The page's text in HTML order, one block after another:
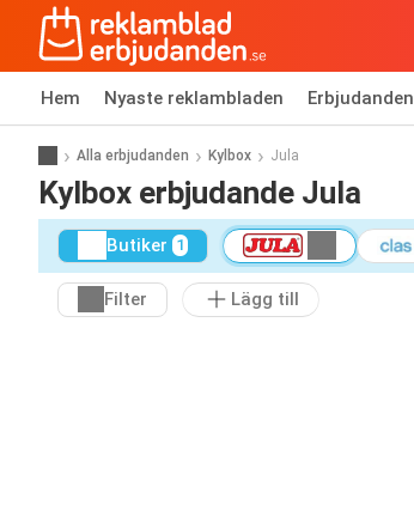
Hem Nyaste reklambladen Erbjudanden
Alla erbjudanden Kylbox Jula
Kylbox erbjudande Jula
Butiker 1
Filter Lägg till